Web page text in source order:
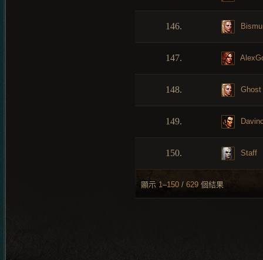
146.
147.
148. Ghost
149.
150. Staff
顯示 1–150 / 629 個結果